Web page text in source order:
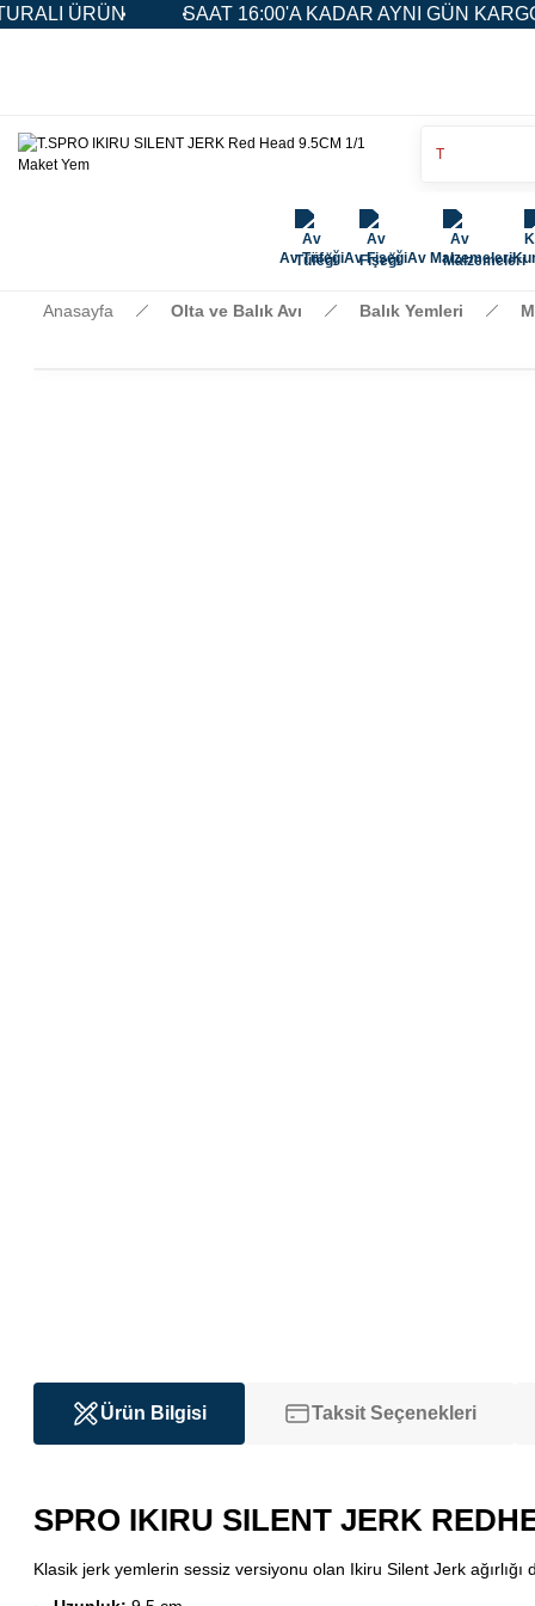
SAAT 16:00'A KADAR AYNI GÜN KARGO 5.000
Av TüfeğiAv FişeğiAv Malzemeleri
Anasayfa Olta ve Balık Avı Balık Yemleri
Ürün Bilgisi Taksit Seçenekleri
SPRO IKIRU SILENT JERK
Klasik jerk yemlerin sessiz versiyonu olan Ikiru Silent Jerk ağırlığı